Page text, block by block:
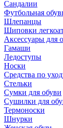
Сандалии
Футбольная
Шлепанцы
Шиповки
Аксессуары для
Гамаши
Ледоступы
Носки
Средства по
Стельки
Сумки для обуви
Сушилки для
Термоноски
Шнурки